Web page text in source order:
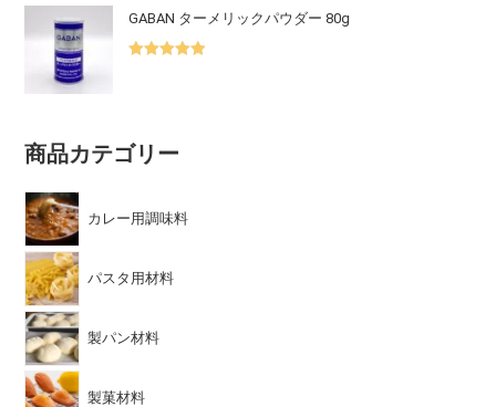
GABAN ターメリックパウダー 80g
商品カテゴリー
カレー用調味料
パスタ用材料
製パン材料
製菓材料